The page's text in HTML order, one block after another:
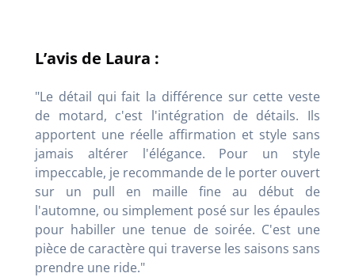
L’avis de Laura :
"Le détail qui fait la différence sur cette veste
de motard, c'est l'intégration de détails. Ils
apportent une réelle affirmation et style sans
jamais altérer l'élégance. Pour un style
impeccable, je recommande de le porter ouvert
sur un pull en maille fine au début de
l'automne, ou simplement posé sur les épaules
pour habiller une tenue de soirée. C'est une
pièce de caractère qui traverse les saisons sans
prendre une ride."